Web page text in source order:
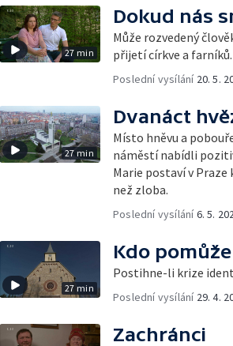
27 min
Dokud nás
Může rozvedený
přijetí církve a farníků.
Poslední vysílání 20. 5.
27 min
Dvanáct
Místo hněvu a
náměstí nabídli
Marie postaví v
než zloba.
Poslední vysílání6. 5.
27 min
Kdo
Postihne-li krize
Poslední vysílání 29. 4.
Zachránci